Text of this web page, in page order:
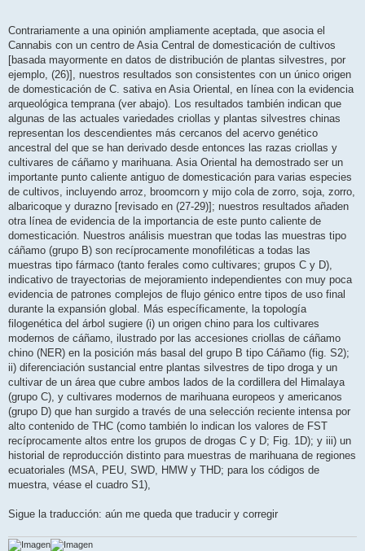
Contrariamente a una opinión ampliamente aceptada, que asocia el
Cannabis con un centro de Asia Central de domesticación de cultivos
[basada mayormente en datos de distribución de plantas silvestres, por
ejemplo, (26)], nuestros resultados son consistentes con un único origen
de domesticación de C. sativa en Asia Oriental, en línea con la evidencia
arqueológica temprana (ver abajo). Los resultados también indican que
algunas de las actuales variedades criollas y plantas silvestres chinas
representan los descendientes más cercanos del acervo genético
ancestral del que se han derivado desde entonces las razas criollas y
cultivares de cáñamo y marihuana. Asia Oriental ha demostrado ser un
importante punto caliente antiguo de domesticación para varias especies
de cultivos, incluyendo arroz, broomcorn y mijo cola de zorro, soja, zorro,
albaricoque y durazno [revisado en (27-29)]; nuestros resultados añaden
otra línea de evidencia de la importancia de este punto caliente de
domesticación. Nuestros análisis muestran que todas las muestras tipo
cáñamo (grupo B) son recíprocamente monofiléticas a todas las
muestras tipo fármaco (tanto ferales como cultivares; grupos C y D),
indicativo de trayectorias de mejoramiento independientes con muy poca
evidencia de patrones complejos de flujo génico entre tipos de uso final
durante la expansión global. Más específicamente, la topología
filogenética del árbol sugiere (i) un origen chino para los cultivares
modernos de cáñamo, ilustrado por las accesiones criollas de cáñamo
chino (NER) en la posición más basal del grupo B tipo Cáñamo (fig. S2);
ii) diferenciación sustancial entre plantas silvestres de tipo droga y un
cultivar de un área que cubre ambos lados de la cordillera del Himalaya
(grupo C), y cultivares modernos de marihuana europeos y americanos
(grupo D) que han surgido a través de una selección reciente intensa por
alto contenido de THC (como también lo indican los valores de FST
recíprocamente altos entre los grupos de drogas C y D; Fig. 1D); y iii) un
historial de reproducción distinto para muestras de marihuana de regiones
ecuatoriales (MSA, PEU, SWD, HMW y THD; para los códigos de
muestra, véase el cuadro S1),
Sigue la traducción: aún me queda que traducir y corregir